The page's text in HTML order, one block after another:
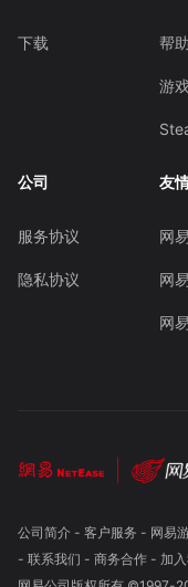
下载 帮助
游
公司
服务协议
隐私协议
友
网
网
网
公司简介- 客户服务 - 网易
- 联系我们 - 商务合作- 加